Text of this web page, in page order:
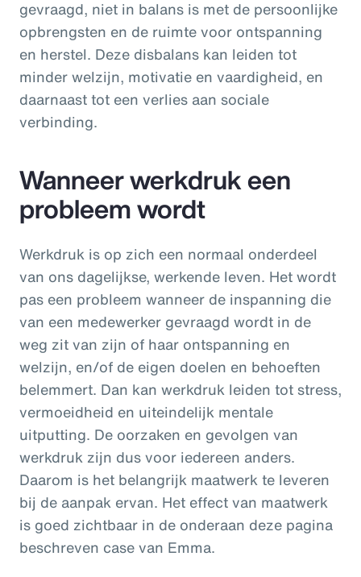
gevraagd, niet in balans is met de persoonlijke
opbrengsten en de ruimte voor ontspanning
en herstel. Deze disbalans kan leiden tot
minder welzijn, motivatie en vaardigheid, en
daarnaast tot een verlies aan sociale
verbinding.
Wanneer werkdruk een
probleem wordt
Werkdruk is op zich een normaal onderdeel
van ons dagelijkse, werkende leven. Het wordt
pas een probleem wanneer de inspanning die
van een medewerker gevraagd wordt in de
weg zit van zijn of haar ontspanning en
welzijn, en/of de eigen doelen en behoeften
belemmert. Dan kan werkdruk leiden tot stress,
vermoeidheid en uiteindelijk mentale
uitputting. De oorzaken en gevolgen van
werkdruk zijn dus voor iedereen anders.
Daarom is het belangrijk maatwerk te leveren
bij de aanpak ervan. Het effect van maatwerk
is goed zichtbaar in de onderaan deze pagina
beschreven case van Emma.